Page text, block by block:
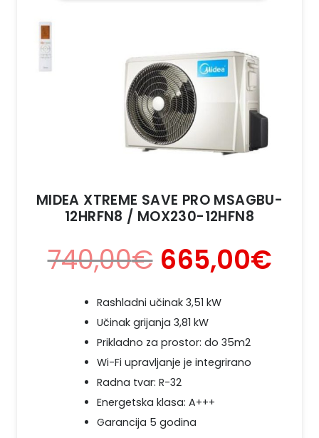
MIDEA XTREME SAVE PRO MSAGBU-
12HRFN8 / MOX230-12HFN8
740,00€ 665,00€
Rashladni učinak 3,51 kW
Učinak grijanja 3,81 kW
Prikladno za prostor: do 35m2
Wi-Fi upravljanje je integrirano
Radna tvar: R-32
Energetska klasa: A+++
Garancija 5 godina